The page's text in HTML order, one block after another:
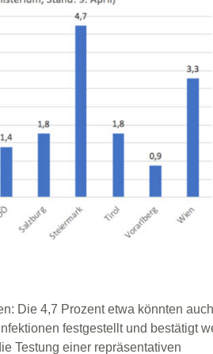
Die 4,7 Prozent etwa könnten
festgestellt und bestätigt
Testung einer repräsentativen